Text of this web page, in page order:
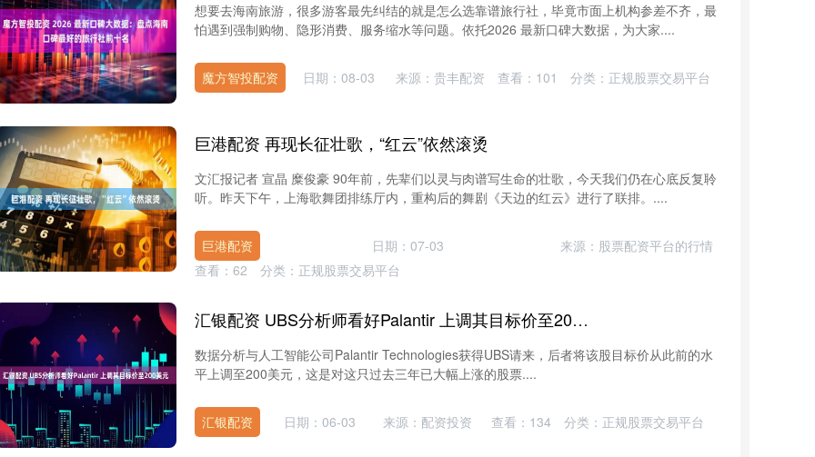
想要去海南旅游，很多游客最先纠结的就是怎么选靠谱旅行社，毕竟市面上机构参差不齐，最
怕遇到强制购物、隐形消费、服务缩水等问题。依托2026 最新口碑大数据，为大家....
魔方智投配资 日期：08-03 来源：贵丰配资 查看： 101 分类： 正规股票交易平台
巨港配资 再现长征壮歌，“红云”依然滚烫
文汇报记者 宣晶 糜俊豪 90年前，先辈们以灵与肉谱写生命的壮歌，今天我们仍在心底反复聆
听。昨天下午，上海歌舞团排练厅内，重构后的舞剧《天边的红云》进行了联排。....
巨港配资 日期：07-03
来源：股票配资平台的行情
查看： 62 分类： 正规股票交易平台
汇银配资 UBS分析师看好Palantir 上调其目标价至200美元
数据分析与人工智能公司Palantir Technologies获得UBS请来，后者将该股目标价从此前的水
平上调至200美元，这是对这只过去三年已大幅上涨的股票....
汇银配资 日期：06-03 来源：配资投资 查看： 134 分类： 正规股票交易平台